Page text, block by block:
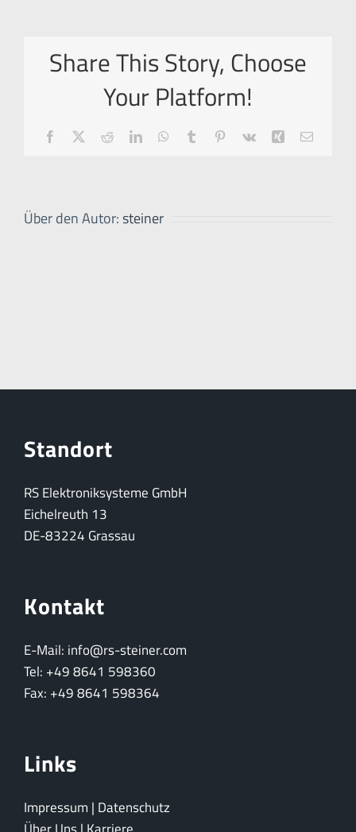
–
Share This Story, Choose
Your Platform!
Facebook RedditLinkedInWhatsApp
Tumblr Pinterest
Vk Xing E-
Über den Autor:steiner
Standort
RS Elektroniksysteme GmbH
Eichelreuth 13
DE-83224 Grassau
Kontakt
E-Mail: info@rs-steiner.com
Tel: +49 8641 598360
Fax: +49 8641 598364
Links
Impressum | Datenschutz